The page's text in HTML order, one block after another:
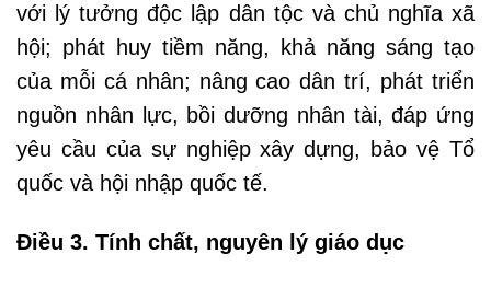
với lý tưởng độc lập dân tộc và chủ nghĩa xã
hội; phát huy tiềm năng, khả năng sáng tạo
của mỗi cá nhân; nâng cao dân trí, phát triển
nguồn nhân lực, bồi dưỡng nhân tài, đáp ứng
yêu cầu của sự nghiệp xây dựng, bảo vệ Tổ
quốc và hội nhập quốc tế.
Điều 3. Tính chất, nguyên lý giáo dục